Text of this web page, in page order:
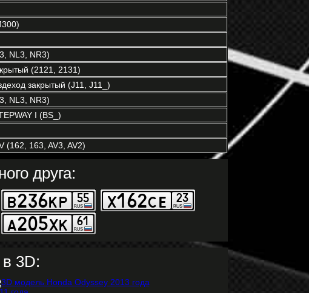
NL3, NR3)
(2121, 2131)
закрытый (J11, J11_)
NL3, NR3)
I (BS_)
(162, 163, AV3, AV2)
друга:
3D: